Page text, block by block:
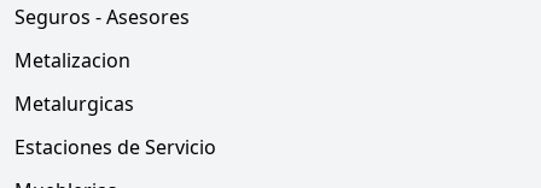
Seguros - Asesores
Metalizacion
Metalurgicas
Estaciones de Servicio